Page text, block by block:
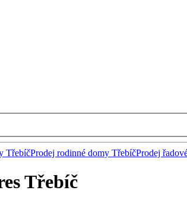
TřebíčProdej rodinné domy TřebíčProdej
Třebíč